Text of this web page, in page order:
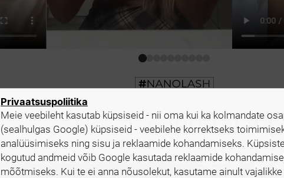
Privaatsuspoliitika
Meie veebileht kasutab küpsiseid - nii oma kui ka kolmandate
(sealhulgas Google) küpsiseid - veebilehe korrektseks
analüüsimiseks ning sisu ja reklaamide kohandamiseks.
kogutud andmeid võib Google kasutada reklaamide
mõõtmiseks. Kui te ei anna nõusolekut, kasutame ainult